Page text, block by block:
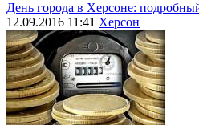
День города в Херсоне:
12.09.2016 11:41 Херсон